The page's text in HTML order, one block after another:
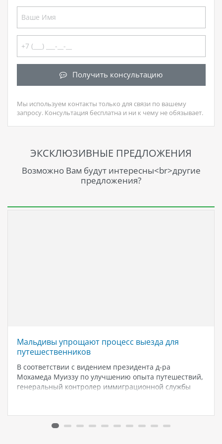
Получить консультацию
Мы используем контакты только для связи по вашему
запросу. Консультация бесплатна и ни к чему не обязывает.
ЭКСКЛЮЗИВНЫЕ ПРЕДЛОЖЕНИЯ
Возможно Вам будут интересны<br>другие
предложения?
Мальдивы упрощают процесс выезда для
путешественников
В соответствии с видением президента д-ра
Мохамеда Муиззу по улучшению опыта путешествий,
генеральный контролер иммиграционной службы
путешественникам больше не нужно будет заполнять
форму «Декларация путешественника».…